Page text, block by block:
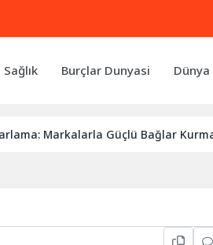
Sağlık Burçlar Dunyasi
Güçlü Bağlar Kurmanın